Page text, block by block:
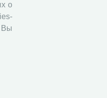
вестник»
оценки
о
Вы